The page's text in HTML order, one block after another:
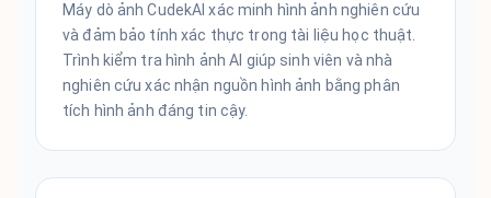
Máy dò ảnh CudekAI xác minh hình ảnh nghiên cứu
và đảm bảo tính xác thực trong tài liệu học thuật.
Trình kiểm tra hình ảnh AI giúp sinh viên và nhà
nghiên cứu xác nhận nguồn hình ảnh bằng phân
tích hình ảnh đáng tin cậy.